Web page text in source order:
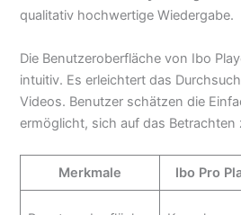
qualitativ hochwertige Wiedergabe.
Die Benutzeroberfläche von Ibo
intuitiv. Es erleichtert das
Videos. Benutzer schätzen die
ermöglicht, sich auf das Betrachten
Merkmale Ibo Pro